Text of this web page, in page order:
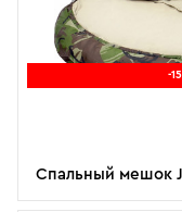
-
Спальный мешок